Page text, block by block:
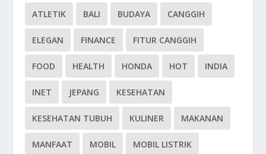
ATLETIK BALI BUDAYA CANGGIH
ELEGAN FINANCE FITUR CANGGIH
FOOD HEALTH HONDA HOT INDIA
INET JEPANG KESEHATAN
KESEHATAN TUBUH KULINER MAKANAN
MANFAAT MOBIL MOBIL LISTRIK